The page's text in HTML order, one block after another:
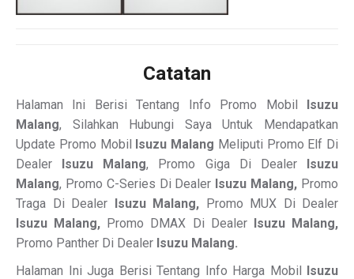
Catatan
Halaman Ini Berisi Tentang Info Promo Mobil Isuzu
Malang, Silahkan Hubungi Saya Untuk Mendapatkan
Update Promo Mobil Isuzu Malang Meliputi Promo Elf Di
Dealer Isuzu Malang, Promo Giga Di Dealer Isuzu
Malang, Promo C-Series Di Dealer Isuzu Malang, Promo
Traga Di Dealer Isuzu Malang, Promo MUX Di Dealer
Isuzu Malang, Promo DMAX Di Dealer Isuzu Malang,
Promo Panther Di Dealer Isuzu Malang.
Halaman Ini Juga Berisi Tentang Info Harga Mobil Isuzu